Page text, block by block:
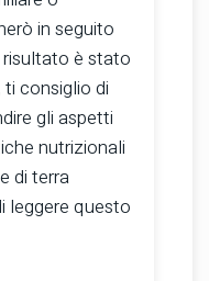
in seguito
è stato
consiglio di
gli aspetti
nutrizionali
di terra
leggere questo